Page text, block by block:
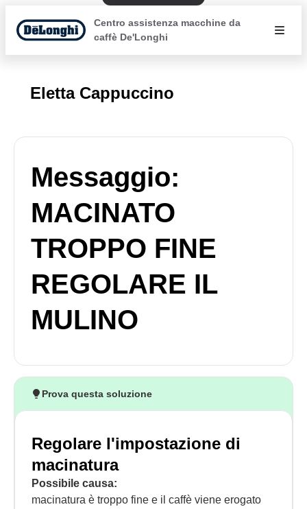
Centro assistenza macchine da
caffè De'Longhi
Eletta Cappuccino
Messaggio:
MACINATO
TROPPO FINE
REGOLARE IL
MULINO
Prova questa soluzione
Regolare l'impostazione di
macinatura
Possibile causa:
macinatura è troppo fine e il caffè viene erogato